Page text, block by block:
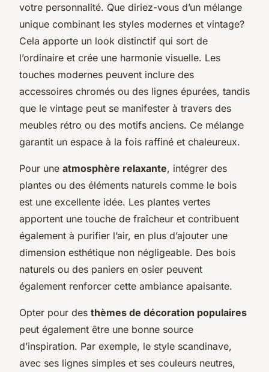
votre personnalité. Que diriez-vous d’un mélange
unique combinant les styles modernes et vintage?
Cela apporte un look distinctif qui sort de
l’ordinaire et crée une harmonie visuelle. Les
touches modernes peuvent inclure des
accessoires chromés ou des lignes épurées, tandis
que le vintage peut se manifester à travers des
meubles rétro ou des motifs anciens. Ce mélange
garantit un espace à la fois raffiné et chaleureux.
Pour une atmosphère relaxante, intégrer des
plantes ou des éléments naturels comme le bois
est une excellente idée. Les plantes vertes
apportent une touche de fraîcheur et contribuent
également à purifier l’air, en plus d’ajouter une
dimension esthétique non négligeable. Des bois
naturels ou des paniers en osier peuvent
également renforcer cette ambiance apaisante.
Opter pour des thèmes de décoration populaires
peut également être une bonne source
d’inspiration. Par exemple, le style scandinave,
avec ses lignes simples et ses couleurs neutres,